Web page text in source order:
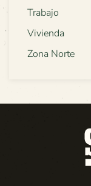
Trabajo
Vivienda
Zona Norte